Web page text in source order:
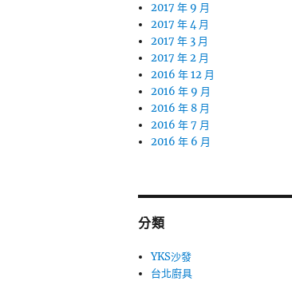
2017 年 9 月
2017 年 4 月
2017 年 3 月
2017 年 2 月
2016 年 12 月
2016 年 9 月
2016 年 8 月
2016 年 7 月
2016 年 6 月
分類
YKS沙發
台北廚具